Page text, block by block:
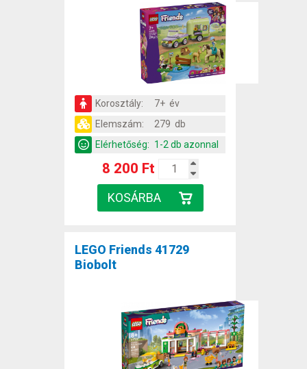
Korosztály:
7+ év
Elemszám:
279 db
Elérhetőség: 1-2 db azonnal
8 200 Ft
LEGO Friends 41729
Biobolt